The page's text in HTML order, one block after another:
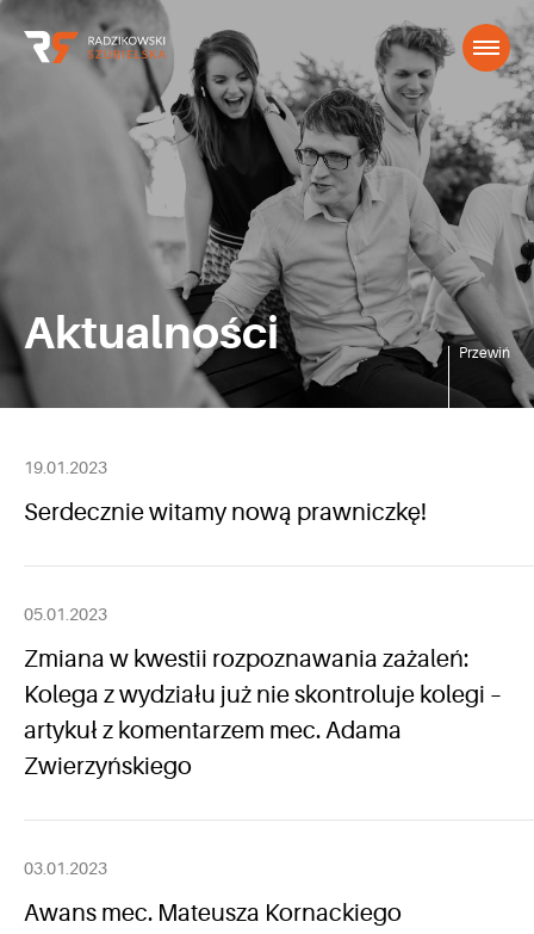
Aktualności Przewiń
19.01.2023
Serdecznie witamy nową prawniczkę!
05.01.2023
Zmiana w kwestii rozpoznawania zażaleń:
Kolega z wydziału już nie skontroluje kolegi –
artykuł z komentarzem mec. Adama
Zwierzyńskiego
03.01.2023
Awans mec. Mateusza Kornackiego